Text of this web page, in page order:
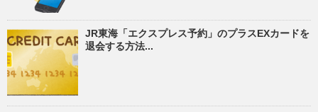
JR東海「エクスプレス予約」のプラスEXカードを
退会する方法...